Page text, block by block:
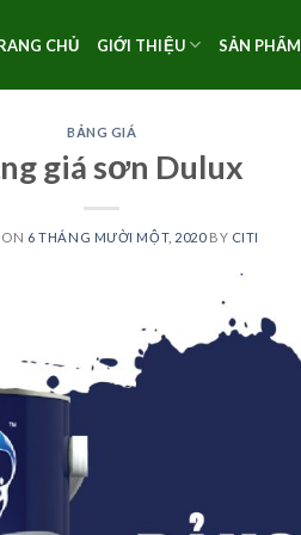
CHỦ GIỚI THIỆU SẢN PHẨM
BẢNG GIÁ
giá sơn Dulux
ON 6 THÁNG MƯỜI MỘT, 2020BY CITI